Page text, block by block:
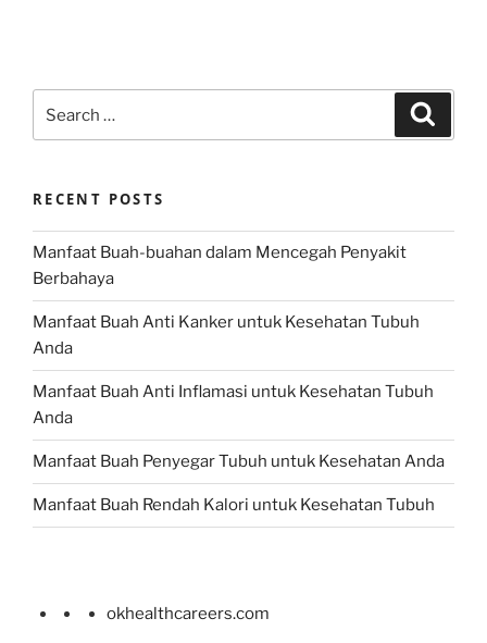
for:
RECENT POSTS
Manfaat Buah-buahan dalam Mencegah Penyakit
Berbahaya
Manfaat Buah Anti Kanker untuk Kesehatan Tubuh
Anda
Manfaat Buah Anti Inflamasi untuk Kesehatan Tubuh
Anda
Manfaat Buah Penyegar Tubuh untuk Kesehatan Anda
Manfaat Buah Rendah Kalori untuk Kesehatan Tubuh
okhealthcareers.com